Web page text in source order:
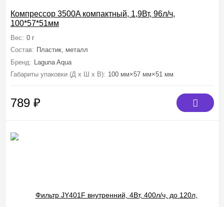
Компрессор 3500A компактный, 1,9Вт, 96л/ч,
100*57*51мм
Вес: 0 г
Состав: Пластик, металл
Бренд: Laguna Aqua
Габариты упаковки (Д х Ш х В): 100 мм×57 мм×51 мм
789 ₽